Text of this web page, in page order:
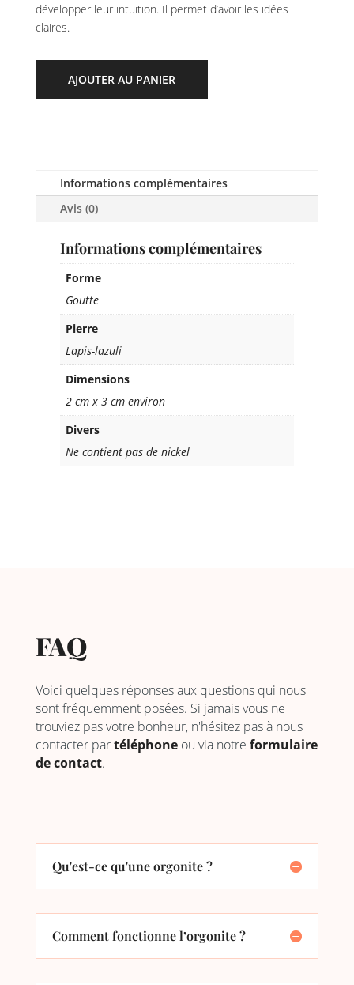
développer leur intuition. Il permet d’avoir les idées
claires.
AJOUTER AU PANIER
Informations complémentaires
Avis (0)
Informations complémentaires
Forme
Goutte
Pierre
Lapis-lazuli
Dimensions
2 cm x 3 cm environ
Divers
Ne contient pas de nickel
FAQ
Voici quelques réponses aux questions qui nous
sont fréquemment posées. Si jamais vous ne
trouviez pas votre bonheur, n'hésitez pas à nous
contacter partéléphoneou via notre formulaire
de contact.
Qu'est-ce qu'une orgonite ?
Comment fonctionne l’orgonite ?